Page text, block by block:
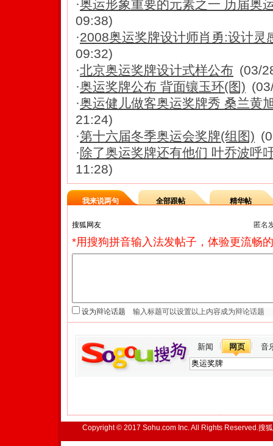
·奥运形象重要的元素之一 历届奥
09:38)
·2008奥运奖牌设计师肖勇:设计灵
09:32)
·北京奥运奖牌设计式样公布 (03/
·奥运奖牌公布 背面镶玉环(图)
·奥运健儿做客奥运奖牌秀 桑兰黄
21:24)
·第十六届冬季奥运会奖牌(组图)
·除了奥运奖牌还有他们 叶乔波呼
11:28)
我来说两句 全部跟帖 精华帖
匿名
*用搜狗拼音输入法发帖子，体验更流畅
设为辩论话题
新闻 网页 音
Copyright © 2017 Sohu.com Inc. All Rights Reserved.搜